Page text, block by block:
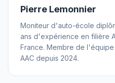
Pierre Lemonnier
Moniteur d'auto-école
ans d'expérience en filière
France. Membre de
AAC depuis 2024.